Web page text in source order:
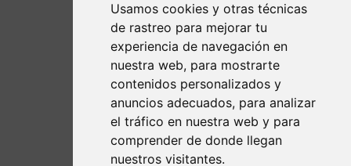
Usamos cookies y otras técnicas
de rastreo para mejorar tu
experiencia de navegación en
nuestra web, para mostrarte
contenidos personalizados y
anuncios adecuados, para analizar
el tráfico en nuestra web y para
comprender de donde llegan
nuestros visitantes.